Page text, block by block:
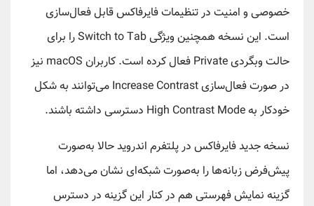
خصوصی و امنیت در تنظیمات فایرفاکس قابل فعال‌سازی
است. این نسخه همچنین ویژگی Switch to Tab را برای
حالت وبگردی Private فعال کرده است. کاربران macOS نیز
در صورت فعال‌سازی Increase Contrast می‌توانند به شکل
خودکار به High Contrast Mode دسترسی داشته باشند.
نسخه جدید فایرفاکس در پلتفرم اندروید حالا به‌صورت
پیش‌فرض زبانه‌ها را به‌صورت شبکه‌ای نشان می‌دهد، اما
گزینه نمایش فهرستی هم در کنار این گزینه در دسترس